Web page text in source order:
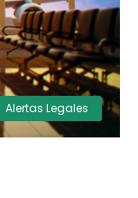
Alertas Legales